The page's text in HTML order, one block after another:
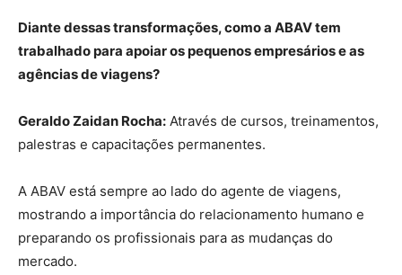
Diante dessas transformações, como a ABAV tem
trabalhado para apoiar os pequenos empresários e as
agências de viagens?
Geraldo Zaidan Rocha: Através de cursos, treinamentos,
palestras e capacitações permanentes.
A ABAV está sempre ao lado do agente de viagens,
mostrando a importância do relacionamento humano e
preparando os profissionais para as mudanças do
mercado.